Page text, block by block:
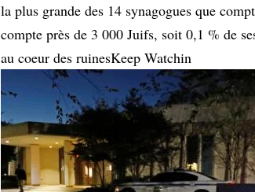
la plus grande des 14 synagogues que
compte près de 3 000 Juifs, soit 0,1 % de
au coeur des ruinesKeep Watchin